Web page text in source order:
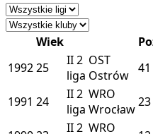
Wiek
199225 II2
liga
OST
Ostrów 41
1991 24 II2
liga
WRO
Wrocław23
II2 WRO